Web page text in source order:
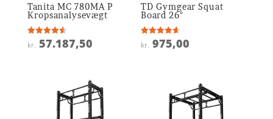
Tanita MC 780MA P
Kropsanalysevægt
Vurderet
4.6
kr. 57.187,50
TD Gymgear Squat
Board 26°
Vurderet
4.6
kr. 975,00